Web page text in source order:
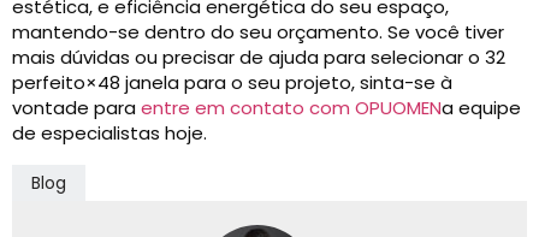
estética, e eficiência energética do seu espaço,
mantendo-se dentro do seu orçamento. Se você tiver
mais dúvidas ou precisar de ajuda para selecionar o 32
perfeito×48 janela para o seu projeto, sinta-se à
vontade para entre em contato com OPUOMENa equipe
de especialistas hoje.
Blog